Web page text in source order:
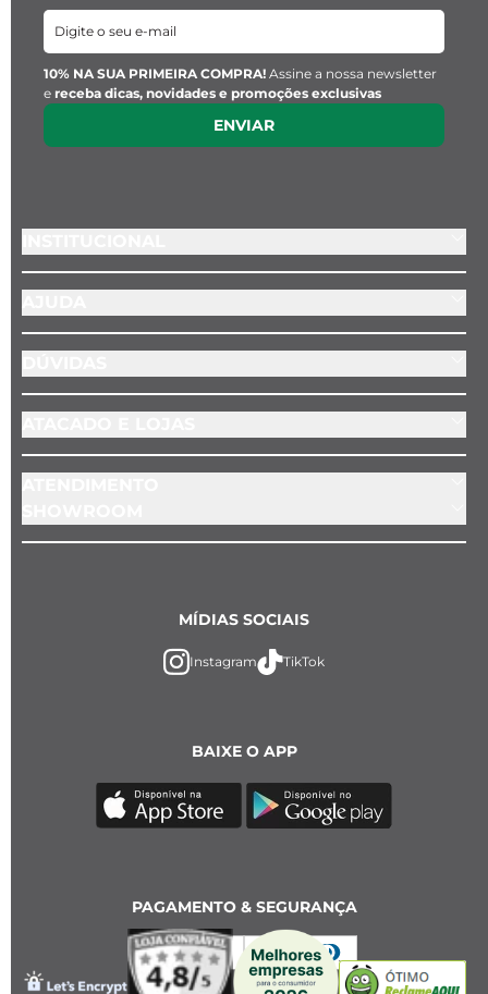
10% NA SUA PRIMEIRA COMPRA! Assine a nossa newsletter
e receba dicas, novidades e promoções exclusivas
ENVIAR
BAIXE O APP
MÍDIAS SOCIAIS
Instagram TikTok
PAGAMENTO & SEGURANÇA